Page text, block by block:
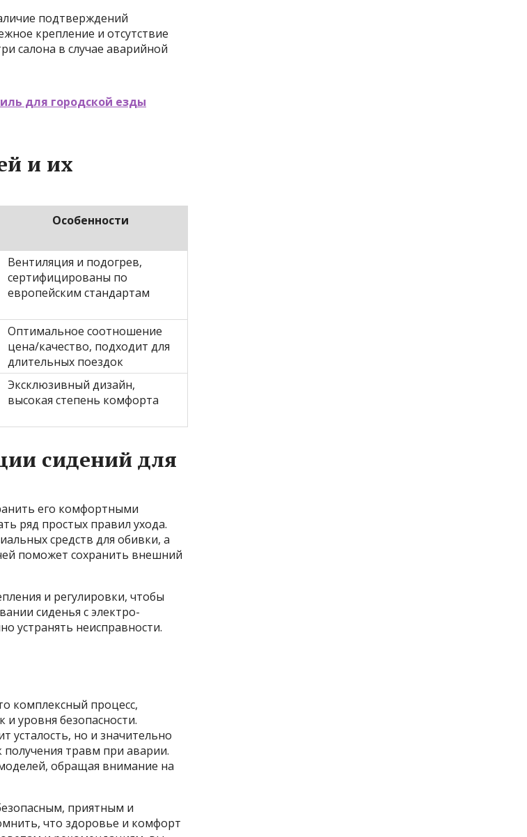
подтверждений
крепление и отсутствие
салона в случае аварийной
для городской езды
и их
Особенности
Вентиляция и подогрев,
сертифицированы по
европейским стандартам
Оптимальное соотношение
цена/качество, подходит для
длительных поездок
Эксклюзивный дизайн,
высокая степень комфорта
сидений для
его комфортными
ряд простых правил ухода.
средств для обивки, а
поможет сохранить внешний
и регулировки, чтобы
сиденья с электро-
устранять неисправности.
комплексный процесс,
уровня безопасности.
усталость, но и значительно
травм при аварии.
обращая внимание на
приятным и
что здоровье и комфорт